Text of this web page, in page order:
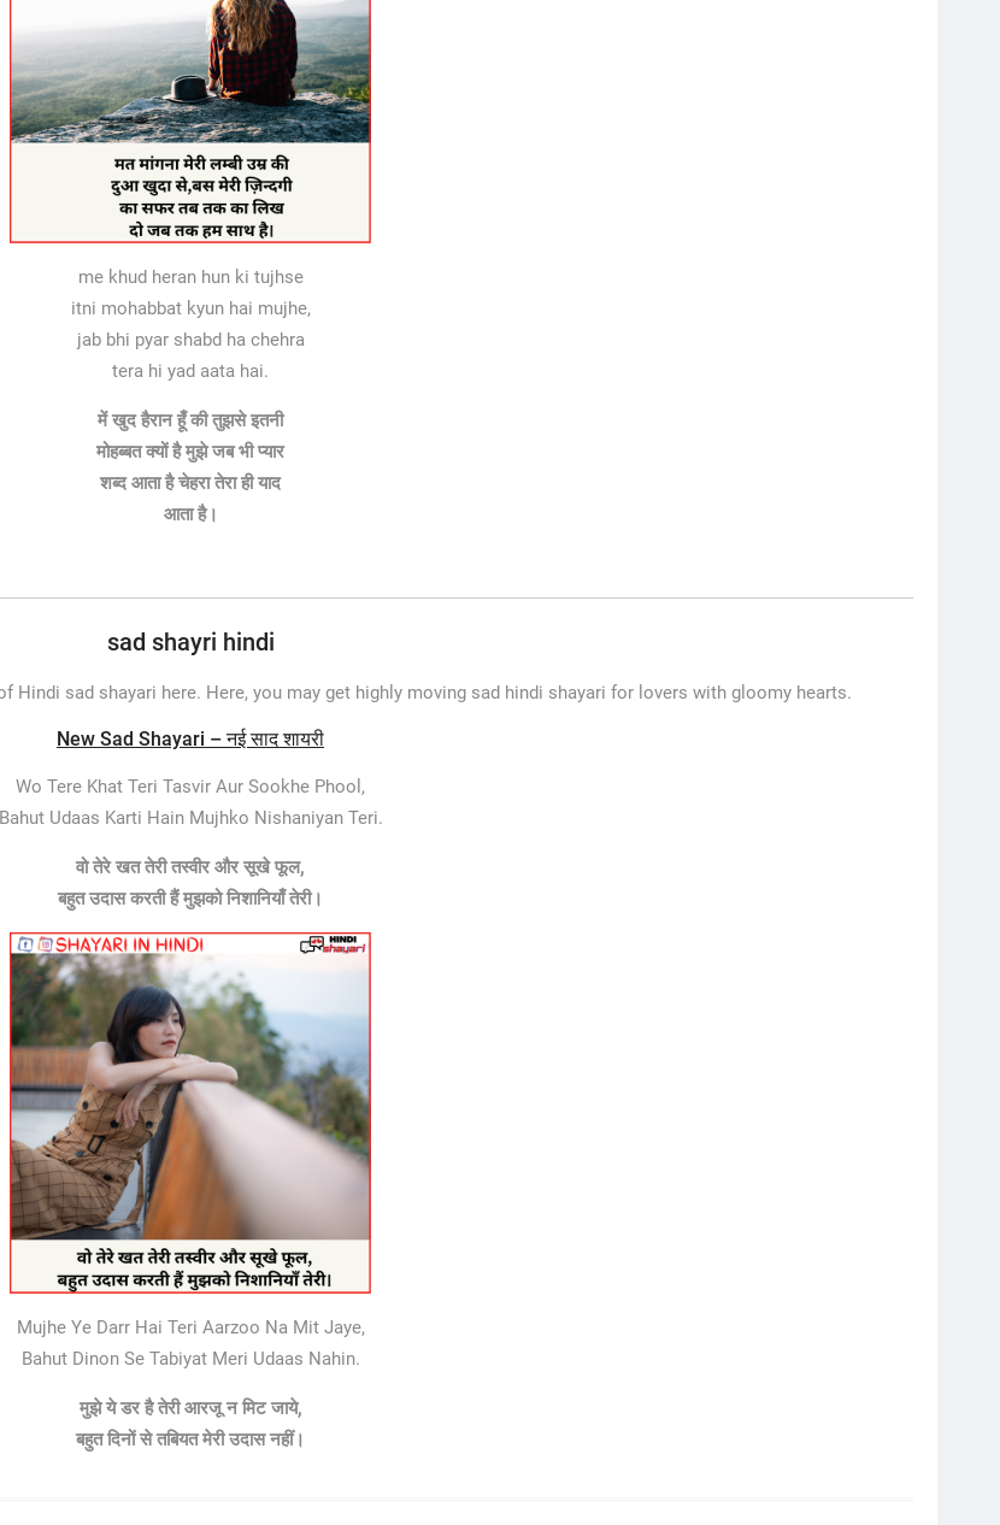
me khud heran hun ki tujhse
itni mohabbat kyun hai mujhe,
jab bhi pyar shabd ha chehra
tera hi yad aata hai.
में खुद हैरान हूँ की तुझसे इतनी
मोहब्बत क्यों है मुझे जब भी प्यार
शब्द आता है चेहरा तेरा ही याद
आता है।
sad shayri hindi
Hindi sad shayari here. Here, you may get highly moving sad hindi shayari for lovers with gloomy hearts.
New Sad Shayari – नई साद शायरी
Wo Tere Khat Teri Tasvir Aur Sookhe Phool,
Bahut Udaas Karti Hain Mujhko Nishaniyan Teri.
वो तेरे खत तेरी तस्वीर और सूखे फूल,
बहुतउदासकरती हैं मुझको निशानियाँ तेरी।
Mujhe Ye Darr Hai Teri Aarzoo Na Mit Jaye,
Bahut Dinon Se Tabiyat Meri Udaas Nahin.
मुझे ये डर है तेरी आरजू न मिट जाये,
बहुत दिनों से तबियत मेरीउदासनहीं।